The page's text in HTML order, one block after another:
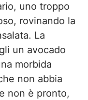
uno troppo
rovinando la
La
un avocado
morbida
non abbia
non è pronto,